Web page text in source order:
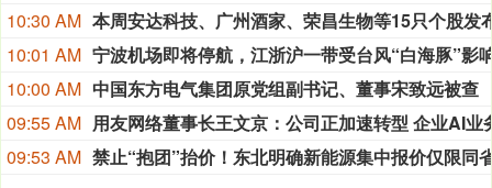
10:30 AM
10:01 AM
10:00 AM 中国东方电气集团原党组副书记、董事宋致远被查
09:55 AM
09:53 AM